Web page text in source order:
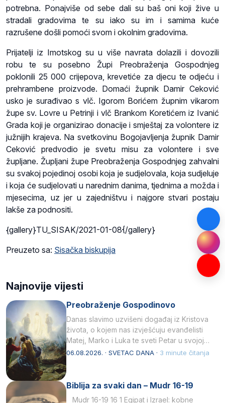
potrebna. Ponajviše od sebe dali su baš oni koji žive u
stradali gradovima te su iako su im i samima kuće
razrušene došli pomoći svom i okolnim gradovima.
Prijatelji iz Imotskog su u više navrata dolazili i dovozili
robu te su posebno Župi Preobraženja Gospodnjeg
poklonili 25 000 crijepova, krevetiće za djecu te odjeću i
prehrambene proizvode. Domaći župnik Damir Ceković
usko je surađivao s vlč. Igorom Borićem župnim vikarom
župe sv. Lovre u Petrinji i vlč Brankom Koretićem iz Ivanić
Grada koji je organizirao donacije i smještaj za volontere iz
južnijih krajeva. Na svetkovinu Bogojavljenja župnik Damir
Ceković predvodio je svetu misu za volontere i sve
župljane. Župljani župe Preobraženja Gospodnjeg zahvalni
su svakoj pojedinoj osobi koja je sudjelovala, koja sudjeluje
i koja će sudjelovati u narednim danima, tjednima a možda i
mjesecima, uz jer u zajedništvu i najgore stvari postaju
lakše za podnositi.
{gallery}TU_SISAK/2021-01-08{/gallery}
Preuzeto sa: Sisačka biskupija
Najnovije vijesti
Preobraženje Gospodinovo
Danas slavimo uzvišeni događaj iz Kristova
života, o kojem nas izvješćuju evanđelisti
Matej, Marko i Luka te sveti Petar u svojoj
drugoj…
06.08.2026. · SVETAC DANA · 3 minute čitanja
Biblija za svaki dan – Mudr 16-19
Mudr 16-19 16 1 Egipat i Izrael: kobne